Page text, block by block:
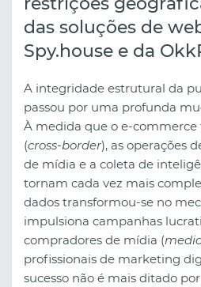
das soluções de
Spy.house e da
A integridade estrutural da
passou por uma profunda
À medida que o e-
(cross-border), as operações
de mídia e a coleta de
tornam cada vez mais
dados transformou-se no
impulsiona campanhas
compradores de mídia (
profissionais de marketing
sucesso não é mais ditado